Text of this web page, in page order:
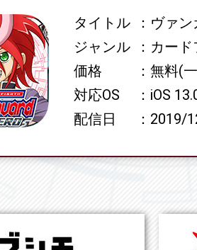
SPECタイトル
ヴァン
ジャンル
カード
価格
無料(
対応OS
iOS
配信日
2019/